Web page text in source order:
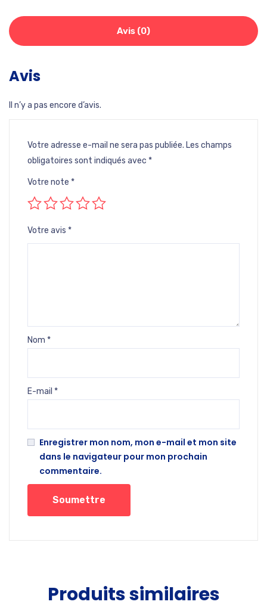
Avis (0)
Avis
Il n’y a pas encore d’avis.
Votre adresse e-mail ne sera pas publiée. Les champs
obligatoires sont indiqués avec *
Votre note *
Votre avis *
Nom *
E-mail *
Enregistrer mon nom, mon e-mail et mon site
dans le navigateur pour mon prochain
commentaire.
Produits similaires